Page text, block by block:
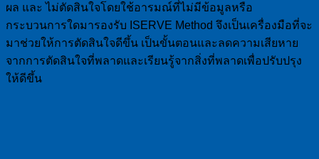
ผล และ ไม่ตัดสินใจโดยใช้อารมณ์ที่ไม่มีข้อมูลหรือ
กระบวนการใดมารองรับ ISERVE Method จึงเป็นเครื่องมือที่จะ
มาช่วยให้การตัดสินใจดีขึ้น เป็นขั้นตอนและลดความเสียหาย
จากการตัดสินใจที่พลาดและเรียนรู้จากสิ่งที่พลาดเพื่อปรับปรุง
ให้ดีขึ้น